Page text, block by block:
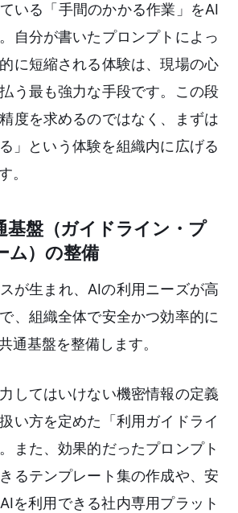
いる「手間のかかる作業」をAI
自分が書いたプロンプトによっ
に短縮される体験は、現場の心
う最も強力な手段です。この段
度を求めるのではなく、まずは
」という体験を組織内に広げる
。
基盤（ガイドライン・プ
ム）の整備
が生まれ、AIの利用ニーズが高
、組織全体で安全かつ効率的に
通基盤を整備します。
してはいけない機密情報の定義
い方を定めた「利用ガイドライ
また、効果的だったプロンプト
るテンプレート集の作成や、安
を利用できる社内専用プラット